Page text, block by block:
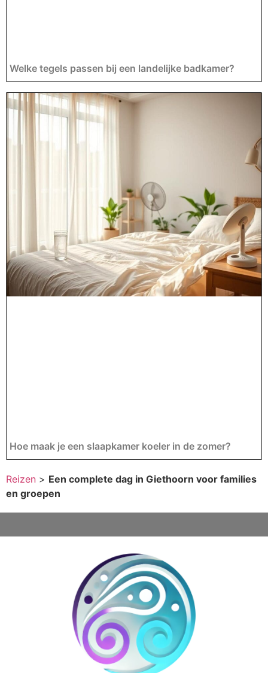
Welke tegels passen bij een landelijke badkamer?
Hoe maak je een slaapkamer koeler in de zomer?
Reizen > Een complete dag in Giethoorn voor families
en groepen